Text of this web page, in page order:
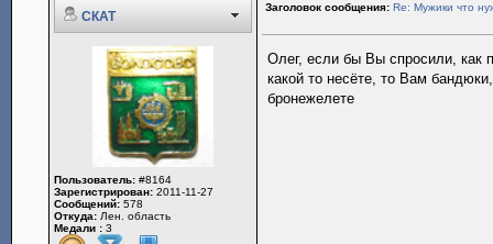
СКАТ
Заголовок сообщения: Re: Мужики что
Пользователь: #8164
Зарегистрирован: 2011-11-27
Сообщений: 578
Откуда: Лен. область
Медали : 3
Олег, если бы Вы спросили, как
какой то несёте, то Вам
бронежелете